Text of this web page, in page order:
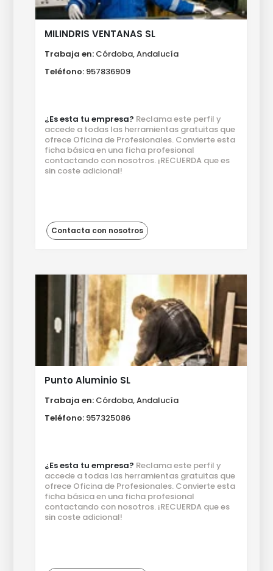
MILINDRIS VENTANAS SL
Trabaja en: Córdoba, Andalucía
Teléfono: 957836909
¿Es esta tu empresa? Reclama este perfil y
accede a todas las herramientas gratuitas que
ofrece Oficina de Profesionales. Convierte esta
ficha básica en una ficha profesional
contactando con nosotros. ¡RECUERDA que es
sin coste adicional!
Contacta con nosotros
Punto Aluminio SL
Trabaja en: Córdoba, Andalucía
Teléfono: 957325086
¿Es esta tu empresa? Reclama este perfil y
accede a todas las herramientas gratuitas que
ofrece Oficina de Profesionales. Convierte esta
ficha básica en una ficha profesional
contactando con nosotros. ¡RECUERDA que es
sin coste adicional!